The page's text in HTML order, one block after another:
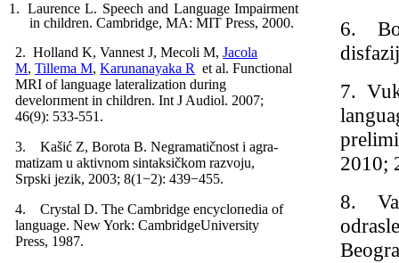
1. Laurence L. Speech and Language Impair­ment
in children.Cambridge,MA: MIT Press, 2000.
2. Holland K, Vannest J, Mecoli M,Jacola
M,Tillema M,Karunanayaka R et al. Functio­nal
MRI of language lateralization during
develoпment in children. Int J Audiol. 2007;
46(9): 533-551.
3.Kašić Z, Borota B. Negramatičnost i agra­
ma­ti­zam u aktivnom sintaksičkom razvoju,
Srpski jezik, 2003; 8(1−2): 439−455.
4.Crystal D. TheCambridge encycloпedia of
langua­ge.New York:CambridgeUniversi­ty
Press, 1987.
6.
7.
2010;
8.